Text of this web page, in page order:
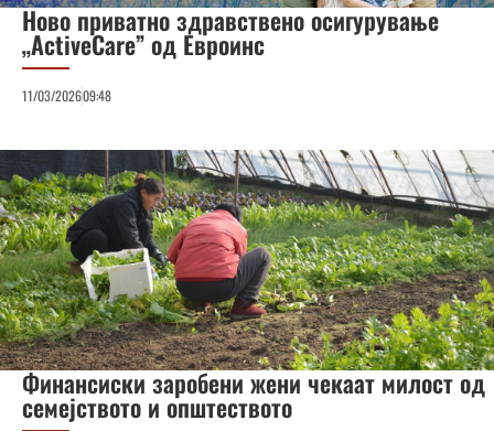
Ново приватно здравствено осигурување
„ActiveCare” од Евроинс
11/03/202609:48
Финансиски заробени жени чекаат милост од
семејството и општеството